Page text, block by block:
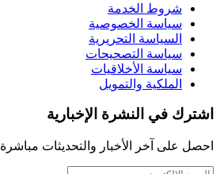
شروط الخدمة
سياسة الخصوصية
السياسة التحريرية
سياسة التصحيحات
سياسة الأخلاقيات
الملكية والتمويل
اشترك في النشرة الإخبارية
احصل على آخر الأخبار والتحديثات